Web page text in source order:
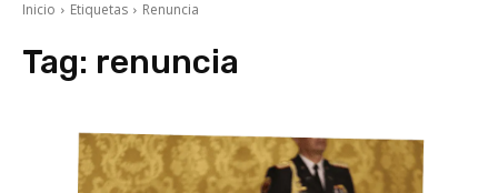
Inicio Etiquetas Renuncia
Tag: renuncia